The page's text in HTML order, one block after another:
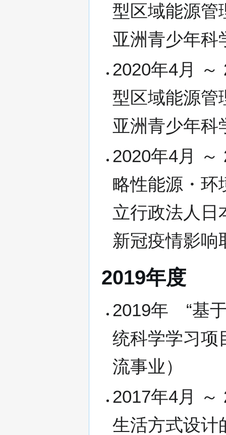
型区域能源
亚洲青少年科
2020年4月
型区域能源
亚洲青少年科
2020年4月
略性能源・
立行政法人日
新冠疫情影响
2019年度
2019年 “基
统科学学习
流事业）
2017年4月
生活方式设